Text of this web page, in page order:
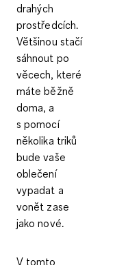
drahých
prostředcích.
Většinou stačí
sáhnout po
věcech, které
máte běžně
doma, a
s pomocí
několika triků
bude vaše
oblečení
vypadat a
vonět zase
jako nové.
V tomto